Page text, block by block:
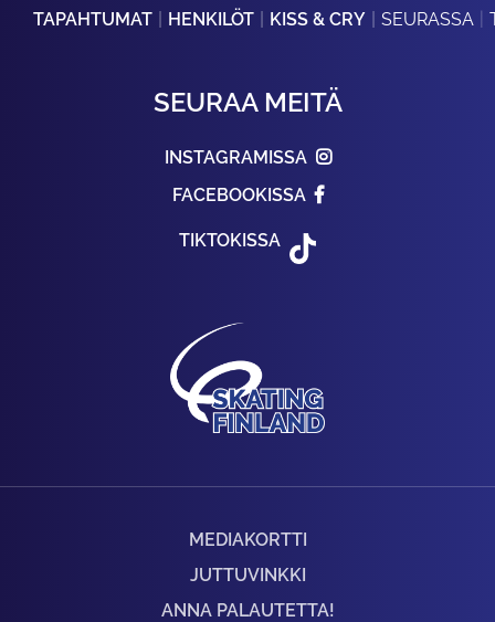
TAPAHTUMAT HENKILÖT KISS & CRY SEURASSA
SEURAA MEITÄ
INSTAGRAMISSA
FACEBOOKISSA
TIKTOKISSA
MEDIAKORTTI
JUTTUVINKKI
ANNA PALAUTETTA!